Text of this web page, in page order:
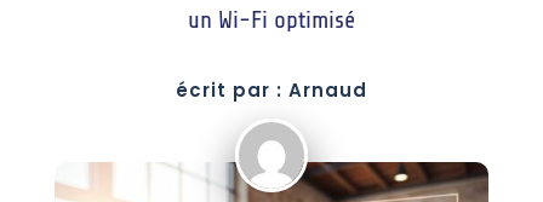
un Wi-Fi optimisé
écrit par : Arnaud